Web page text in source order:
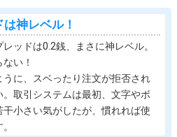
神レベル！
ッドは0.2銭、まさに神レベル。
い！
うに、スベったり注文が拒否され
。取引システムは最初、文字やボ
干小さい気がしたが、慣れれば使